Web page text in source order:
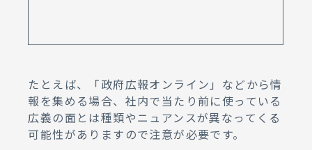
たとえば、「政府広報オンライン」などから情
報を集める場合、社内で当たり前に使っている
広義の面とは種類やニュアンスが異なってくる
可能性がありますので注意が必要です。